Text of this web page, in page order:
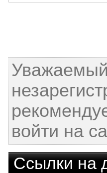
войти на
Ссылки на